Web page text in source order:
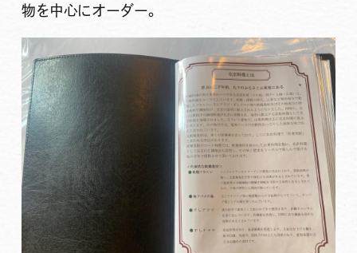
物を中心にオーダー。